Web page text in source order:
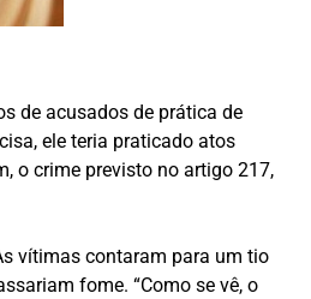
de acusados de prática de
ele teria praticado atos
o crime previsto no artigo 217,
vítimas contaram para um tio
fome. “Como se vê, o